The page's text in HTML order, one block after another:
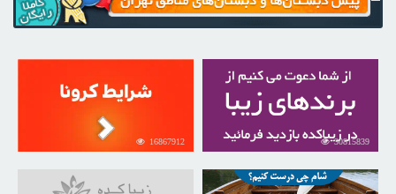
30815839
16867912